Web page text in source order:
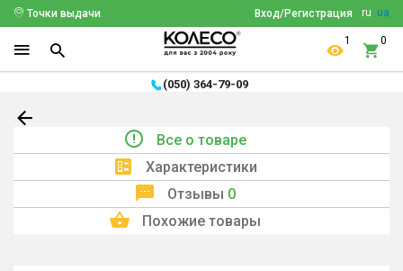
ru ua
Вход/Регистрация
Точки выдачи
1 0
(050) 364-79-09
Все о товаре
Характеристики
Отзывы 0
Похожие товары